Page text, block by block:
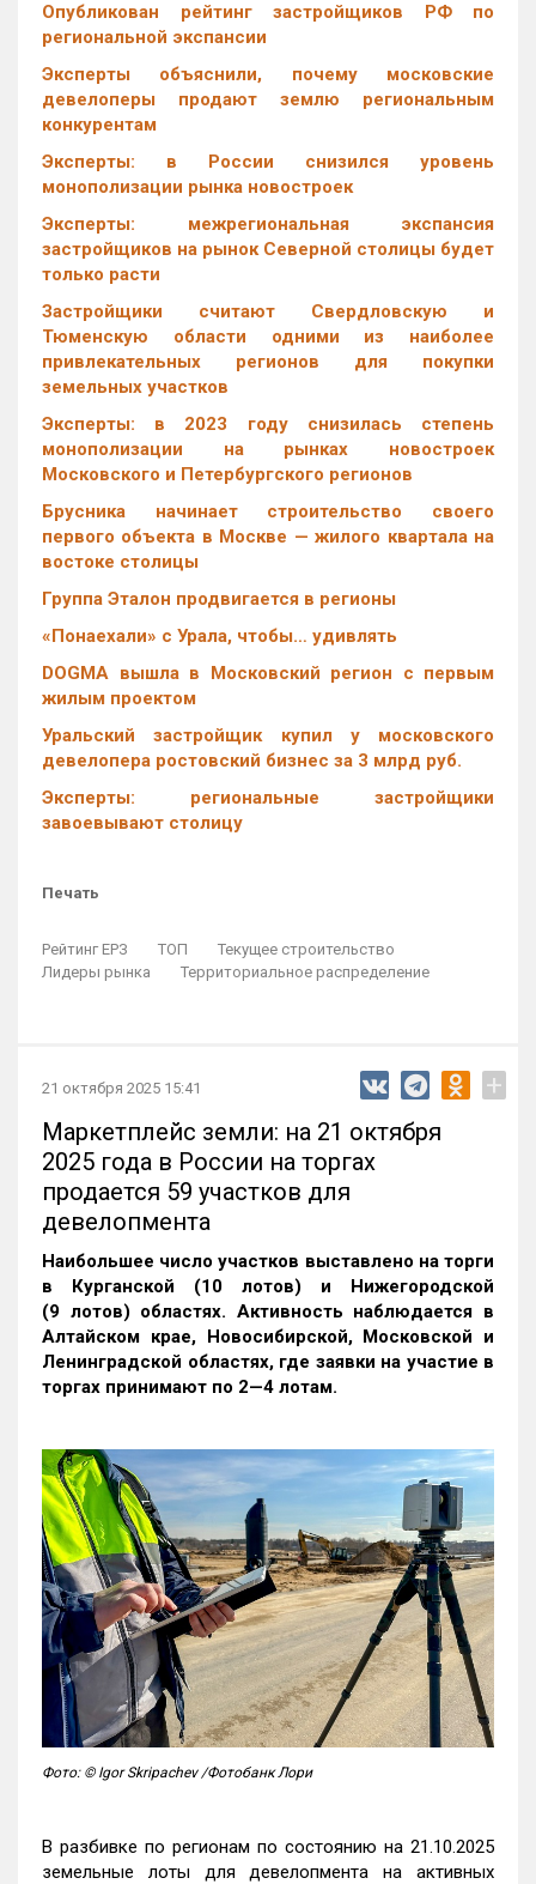
Опубликован рейтинг застройщиков РФ по
региональной экспансии
Эксперты объяснили, почему московские
девелоперы продают землю региональным
конкурентам
Эксперты: в России снизился уровень
монополизации рынка новостроек
Эксперты: межрегиональная экспансия
застройщиков на рынок Северной столицы будет
только расти
Застройщики считают Свердловскую и
Тюменскую области одними из наиболее
привлекательных регионов для покупки
земельных участков
Эксперты: в 2023 году снизилась степень
монополизации на рынках новостроек
Московского и Петербургского регионов
Брусника начинает строительство своего
первого объекта в Москве — жилого квартала на
востоке столицы
Группа Эталон продвигается в регионы
«Понаехали» с Урала, чтобы… удивлять
DOGMA вышла в Московский регион с первым
жилым проектом
Уральский застройщик купил у московского
девелопера ростовский бизнес за 3 млрд руб.
Эксперты: региональные застройщики
завоевывают столицу
Печать
Рейтинг ЕРЗ ТОП
Текущее строительство
Лидеры рынка
Территориальное распределение
21 октября 2025 15:41 +
Маркетплейс земли: на 21 октября
2025 года в России на торгах
продается 59 участков для
девелопмента
Наибольшее число участков выставлено на торги
в Курганской (10 лотов) и Нижегородской
(9 лотов) областях. Активность наблюдается в
Алтайском крае, Новосибирской, Московской и
Ленинградской областях, где заявки на участие в
торгах принимают по 2—4 лотам.
Фото: © Igor Skripachev /Фотобанк Лори
В разбивке по регионам по состоянию на 21.10.2025
земельные лоты для девелопмента на активных